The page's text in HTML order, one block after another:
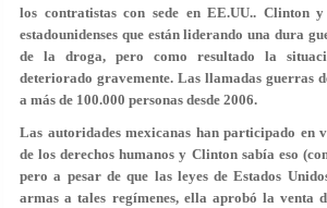
los contratistas con sede en EE.UU.. Clinton
estadounidenses que están liderando una dura
de la droga, pero como resultado la
deteriorado gravemente. Las llamadas guerras
a más de 100.000 personas desde 2006.
Las autoridades mexicanas han participado en
de los derechos humanos y Clinton sabía eso
pero a pesar de que las leyes de Estados
armas a tales regímenes, ella aprobó la venta